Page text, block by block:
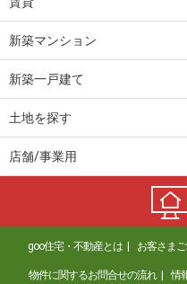
新築マンション
新築一戸建て
土地を探す
店舗/事業用
goo住宅・不動産とは お客さま
物件に関するお問合せの流れ 情